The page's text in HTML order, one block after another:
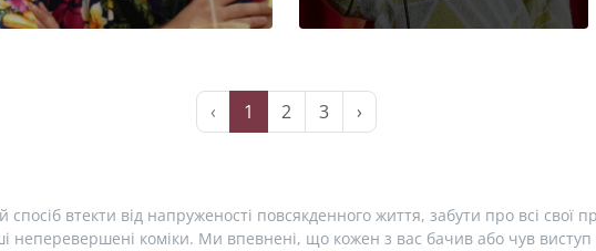
‹ 1 2 3 ›
втекти від напруженості повсякденного життя, забути про всі свої
коміки. Ми впевнені, що кожен з вас бачив або чув виступ